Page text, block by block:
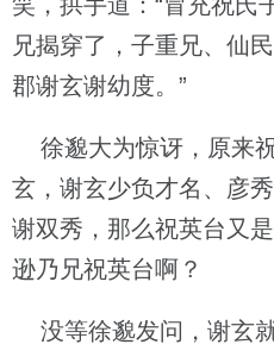
兄揭穿了，子重兄、仙
郡谢玄谢幼度。”
徐邈大为惊讶，原来
玄，谢玄少负才名、彦
谢双秀，那么祝英台又
逊乃兄祝英台啊？
没等徐邈发问，谢玄